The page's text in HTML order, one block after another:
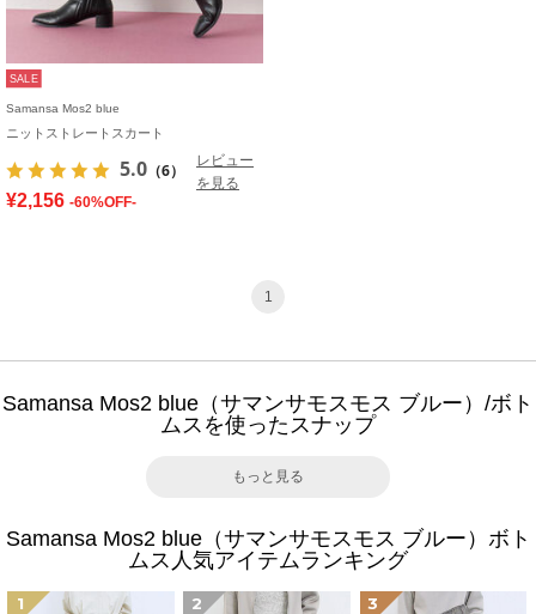
SALE
Samansa Mos2 blue
ニットストレートスカート
5.0 （6）
レビュー
を見る
¥2,156 -60%OFF-
1
Samansa Mos2 blue（サマンサモスモス ブルー）/ボト
ムスを使ったスナップ
もっと見る
Samansa Mos2 blue（サマンサモスモス ブルー）ボト
ムス人気アイテムランキング
1 2 3